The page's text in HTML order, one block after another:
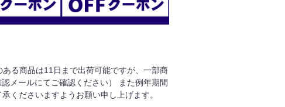
る商品は11日まで出荷可能ですが、一部商
メールにてご確認ください） また例年期間
くださいますようお願い申し上げます。